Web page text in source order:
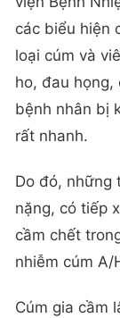
các biểu hiện
loại cúm và
ho, đau họng,
bệnh nhân bị
rất nhanh.
Do đó, những
nặng, có tiếp
cầm chết
nhiễm cúm A/
Cúm gia cầm